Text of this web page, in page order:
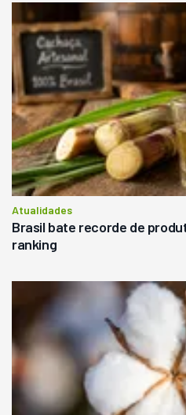
Atualidades
Brasil bate recorde de
ranking